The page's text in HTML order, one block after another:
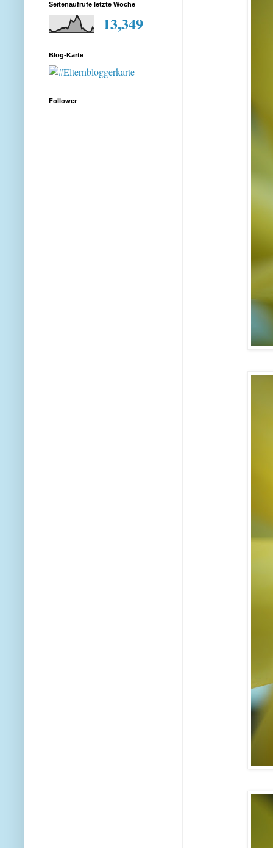
Seitenaufrufe letzte Woche
13,349
Blog-Karte
Follower